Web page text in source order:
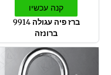
קנה עכשיו
ברז פיה עגולה 9914
ברונזה